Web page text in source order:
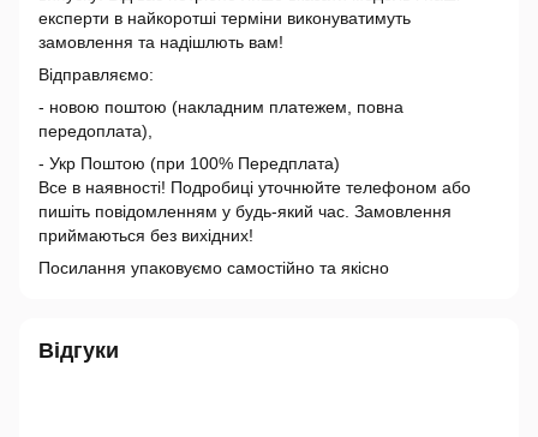
експерти в найкоротші терміни виконуватимуть
замовлення та надішлють вам!
Відправляємо:
- новою поштою (накладним платежем, повна
передоплата),
- Укр Поштою (при 100% Передплата)
Все в наявності! Подробиці уточнюйте телефоном або
пишіть повідомленням у будь-який час. Замовлення
приймаються без вихідних!
Посилання упаковуємо самостійно та якісно
Відгуки